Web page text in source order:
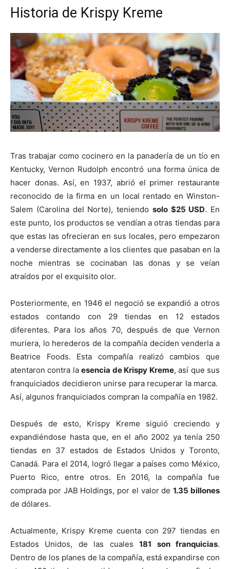
Historia de Krispy Kreme
Tras trabajar como cocinero en la panadería de un tío en
Kentucky, Vernon Rudolph encontró una forma única de
hacer donas. Así, en 1937, abrió el primer restaurante
reconocido de la firma en un local rentado en Winston-
Salem (Carolina del Norte), teniendo solo $25 USD. En
este punto, los productos se vendían a otras tiendas para
que estas las ofrecieran en sus locales, pero empezaron
a venderse directamente a los clientes que pasaban en la
noche mientras se cocinaban las donas y se veían
atraídos por el exquisito olor.
Posteriormente, en 1946 el negoció se expandió a otros
estados contando con 29 tiendas en 12 estados
diferentes. Para los años 70, después de que Vernon
muriera, lo herederos de la compañía deciden venderla a
Beatrice Foods. Esta compañía realizó cambios que
atentaron contra laesencia de Krispy Kreme, así que sus
franquiciados decidieron unirse para recuperar la marca.
Así, algunos franquiciados compran la compañía en 1982.
Después de esto, Krispy Kreme siguió creciendo y
expandiéndose hasta que, en el año 2002 ya tenía 250
tiendas en 37 estados de Estados Unidos y Toronto,
Canadá. Para el 2014, logró llegar a países como México,
Puerto Rico, entre otros. En 2016, la compañía fue
comprada por JAB Holdings, por el valor de1.35 billones
de dólares.
Actualmente, Krispy Kreme cuenta con 297 tiendas en
Estados Unidos, de las cuales181 son franquicias.
Dentro de los planes de la compañía, está expandirse con